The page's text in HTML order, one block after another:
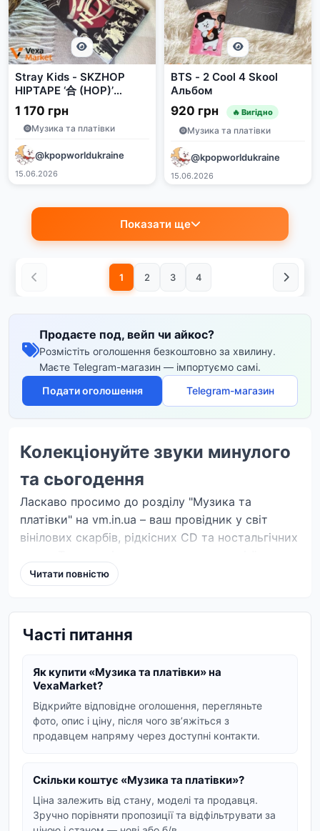
Stray Kids - SKZHOP
HIPTAPE ‘合 (HOP)’
Standard Version
1 170 грн
Музика та платівки
@kpopworldukraine
15.06.2026
BTS - 2 Cool 4 Skool
Альбом
920 грн 🔥 Вигідно
Музика та платівки
@kpopworldukraine
15.06.2026
Показати ще
1 2 3 4
Продаєте под, вейп чи айкос?
Розмістіть оголошення безкоштовно за хвилину.
Маєте Telegram-магазин — імпортуємо самі.
Подати оголошення
Telegram-магазин
Колекціонуйте звуки минулого
та сьогодення
Ласкаво просимо до розділу "Музика та
платівки" на vm.in.ua – ваш провідник у світ
вінілових скарбів, рідкісних CD та ностальгічних
України можуть знайти та придбати унікальні
музичні носії, від класичних шедеврів до
платівку, яка звучала у вашому дитинстві, або
хочете поповнити свою колекцію новими
пошуку.
Вінілові платівки: магія
аналогового звуку
дивно. Його теплий, насичений звук неможливо
сплутати ні з чим. На vm.in.ua ви знайдете
широкий асортимент вінілових платівок різних
Читати повністю
Часті питання
Як купити «Музика та платівки» на
VexaMarket?
Відкрийте відповідне оголошення, перегляньте
фото, опис і ціну, після чого звʼяжіться з
продавцем напряму через доступні контакти.
Скільки коштує «Музика та платівки»?
Ціна залежить від стану, моделі та продавця.
Зручно порівняти пропозиції та відфільтрувати за